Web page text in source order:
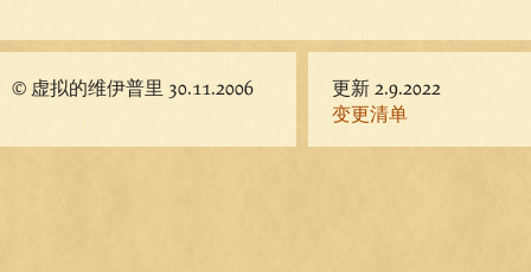
© 虚拟的维伊普里 30.11.2006
更新 2.9.2022
变更清单